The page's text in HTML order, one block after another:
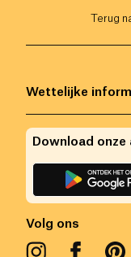
Terug
Wettelijke
Volg ons
Download onze